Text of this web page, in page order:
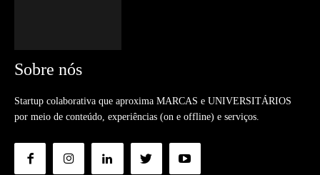
Sobre nós
Startup colaborativa que aproxima MARCAS e UNIVERSITÁRIOS
por meio de conteúdo, experiências (on e offline) e serviços.